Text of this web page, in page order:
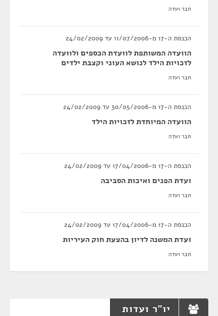
חבר ועדה
הכנסת ה-17 מ-11/07/2006 עד 24/02/2009
הוועדה המשותפת לוועדת הכספים ולוועדה
לזכויות הילד לנושא העוני וקצבת ילדים
חבר ועדה
הכנסת ה-17 מ-30/05/2006 עד 24/02/2009
הוועדה המיוחדת לזכויות הילד
חבר ועדה
הכנסת ה-17 מ-17/04/2006 עד 24/02/2009
ועדת הפנים ואיכות הסביבה
חבר ועדה
הכנסת ה-17 מ-17/04/2006 עד 24/02/2009
ועדת המשנה לדיון בהצעת חוק העיריות
חבר ועדה
יו"ר ועדות